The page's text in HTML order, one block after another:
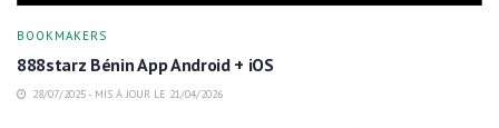
BOOKMAKERS
888starz Bénin App Android + iOS
28/07/2025 - MIS À JOUR LE 21/04/2026